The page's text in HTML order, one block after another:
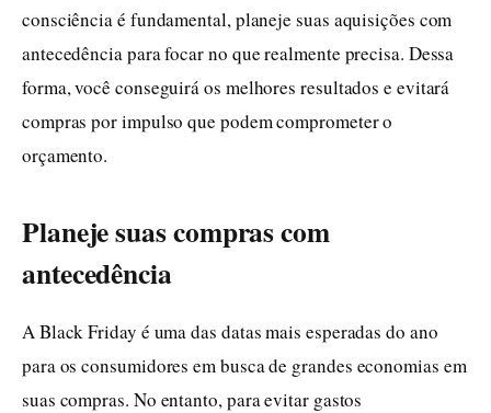
consciência é fundamental, planeje suas aquisições com
antecedência para focar no que realmente precisa. Dessa
forma, você conseguirá os melhores resultados e evitará
compras por impulso que podem comprometer o
orçamento.
Planeje suas compras com
antecedência
A Black Friday é uma das datas mais esperadas do ano
para os consumidores em busca de grandes economias em
suas compras. No entanto, para evitar gastos